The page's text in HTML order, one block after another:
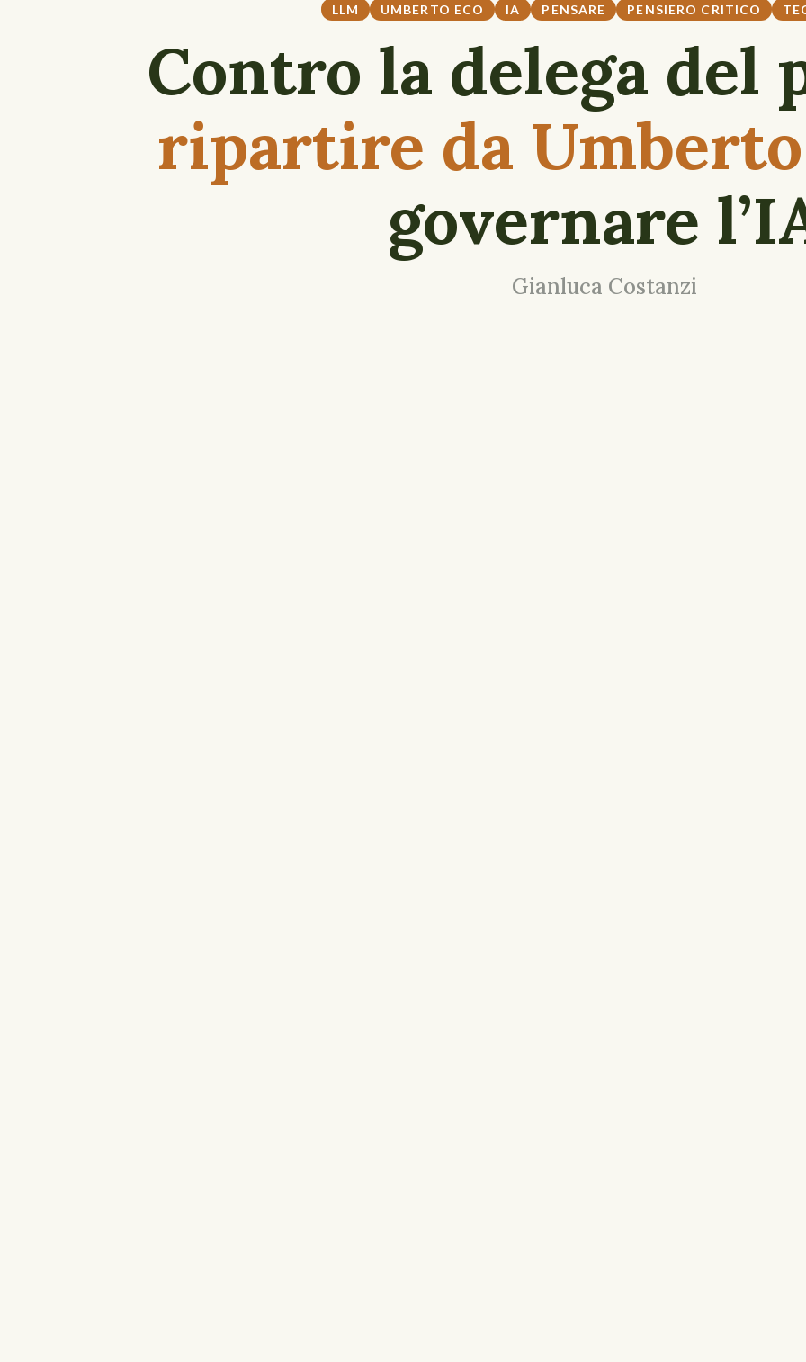
LLM UMBERTO ECO IA PENSARE PENSIERO CRITICO
Contro la delega del
ripartire da
governare
Gianluca Costanzi